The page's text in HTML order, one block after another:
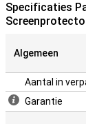
Specificaties
Algemeen
Aantal in
Garantie